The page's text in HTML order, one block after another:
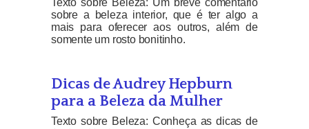
Texto sobre Beleza: Um breve comentário
sobre a beleza interior, que é ter algo a
mais para oferecer aos outros, além de
somente um rosto bonitinho.
Dicas de Audrey Hepburn
para a Beleza da Mulher
Texto sobre Beleza: Conheça as dicas de